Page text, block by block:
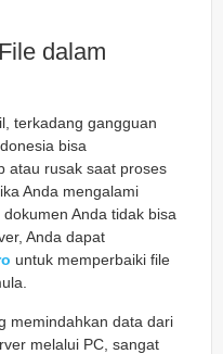
dalam
terkadang gangguan
bisa
atau rusak saat proses
Anda mengalami
Anda tidak bisa
Anda dapat
untuk memperbaiki file
memindahkan data dari
melalui PC, sangat